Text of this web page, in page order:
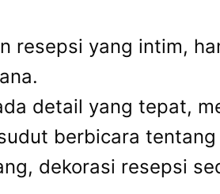
resepsi yang intim,
detail yang tepat,
berbicara
dekorasi resepsi